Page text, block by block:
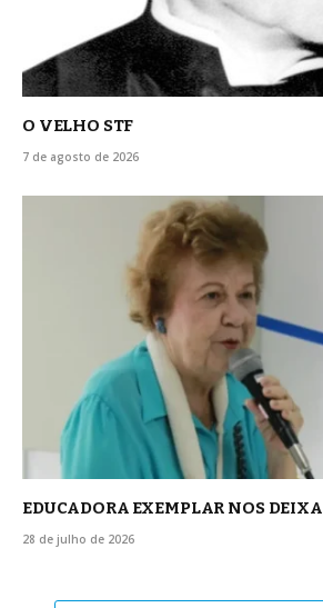
O VELHO STF
7 de agosto de 2026
EDUCADORA EXEMPLAR NOS DEIXA
28 de julho de 2026